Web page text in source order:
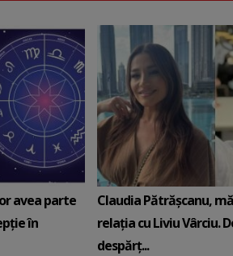
avea parte
în
Claudia Pătrășcanu,
relația cu Liviu Vârciu.
despărț...